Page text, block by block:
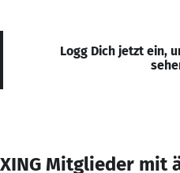
Logg Dich jetzt ein,
XING Mitglieder mit